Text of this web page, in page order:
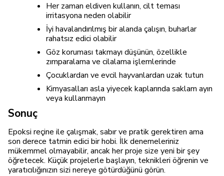
Her zaman eldiven kullanın, cilt teması
irritasyona neden olabilir
İyi havalandırılmış bir alanda çalışın, buharlar
rahatsız edici olabilir
Göz koruması takmayı düşünün, özellikle
zımparalama ve cilalama işlemlerinde
Çocuklardan ve evcil hayvanlardan uzak tutun
Kimyasalları asla yiyecek kaplarında saklam ayın
veya kullanmayın
Sonuç
Epoksi reçine ile çalışmak, sabır ve pratik gerektiren ama
son derece tatmin edici bir hobi. İlk denemeleriniz
mükemmel olmayabilir, ancak her proje size yeni bir şey
öğretecek. Küçük projelerle başlayın, teknikleri öğrenin ve
yaratıcılığınızın sizi nereye götürdüğünü görün.